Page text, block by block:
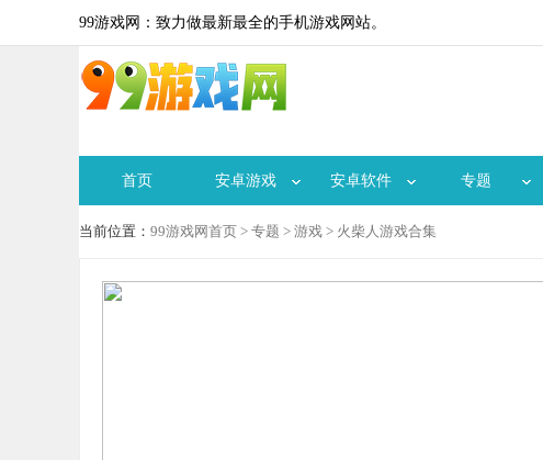
99游戏网：致力做最新最全的手机游戏网站。
首页 安卓游戏 安卓软件 专题
当前位置： 99游戏网首页 > 专题 > 游戏 > 火柴人游戏合集